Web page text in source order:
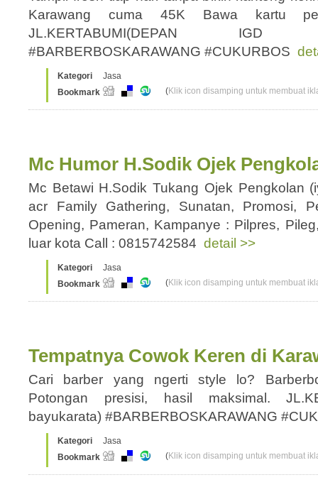
Karawang cuma 45K Bawa kartu
JL.KERTABUMI(DEPAN IGD
#BARBERBOSKARAWANG #CUKURBOS
Kategori
Jasa
Bookmark
(Klik icon disamping untuk membuat
Mc Humor H.Sodik Ojek
Mc Betawi H.Sodik Tukang Ojek
acr Family Gathering, Sunatan, Promosi,
Opening, Pameran, Kampanye : Pilpres,
luar kota Call : 0815742584 detail >>
Kategori
Jasa
Bookmark
(Klik icon disamping untuk membuat
Tempatnya Cowok Keren di
Cari barber yang ngerti style lo?
Potongan presisi, hasil maksimal.
bayukarata) #BARBERBOSKARAWANG
Kategori
Jasa
Bookmark
(Klik icon disamping untuk membuat